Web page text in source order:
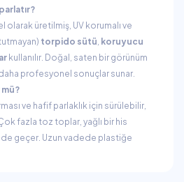
üretilmiş, UV korumalı ve
torpido sütü, koruyucu
kullanılır. Doğal, saten bir görünüm
profesyonel sonuçlar sunar.
ve hafif parlaklık için sürülebilir,
fazla toz toplar, yağlı bir his
geçer. Uzun vadede plastiğe